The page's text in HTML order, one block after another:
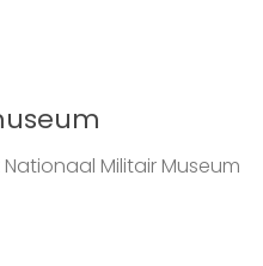
Militair Museum